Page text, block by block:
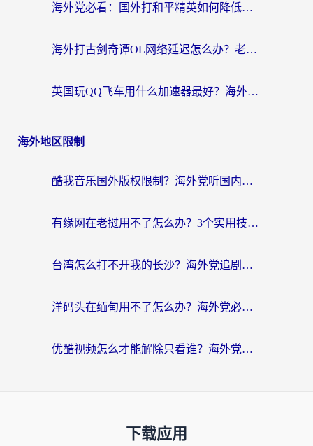
海外党必看：国外打和平精英如何降低延迟？附3款热门国服游戏加速方案
海外打古剑奇谭OL网络延迟怎么办？老玩家亲测有效的加速器选择指南
英国玩QQ飞车用什么加速器最好？海外党亲测，告别漂移卡顿的终极选择
海外地区限制
酷我音乐国外版权限制？海外党听国内歌、玩游戏、看剧的一站式解决方案
有缘网在老挝用不了怎么办？3个实用技巧解决海外访问国内服务难题
台湾怎么打不开我的长沙？海外党追剧看片、用环球时报不卡的实用指南
洋码头在缅甸用不了怎么办？海外党必备回国加速指南，解决追剧购物生活服务难题
优酷视频怎么才能解除只看谁？海外党亲测有效的追剧自由指南
下载应用